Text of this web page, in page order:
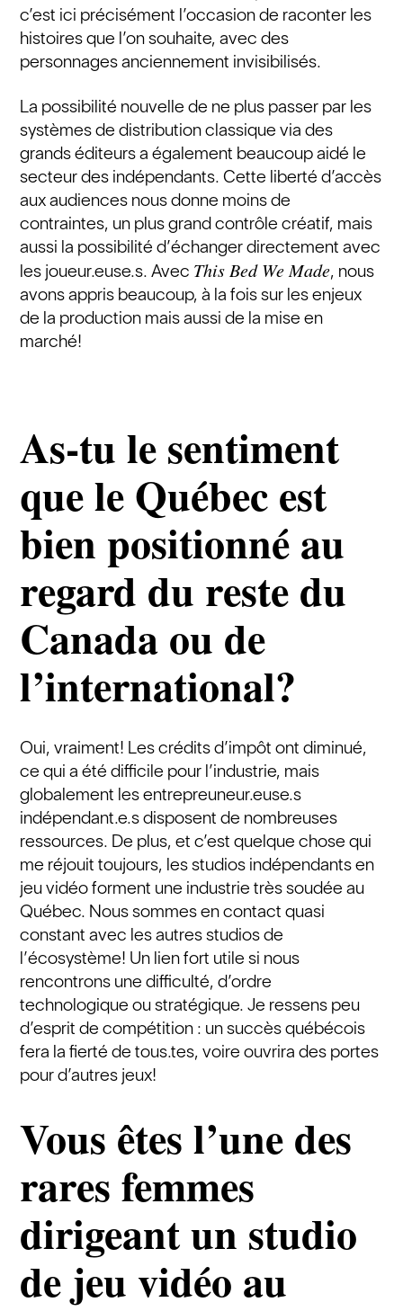
c’est ici précisément l’occasion de raconter les
histoires que l’on souhaite, avec des
personnages anciennement invisibilisés.
La possibilité nouvelle de ne plus passer par les
systèmes de distribution classique via des
grands éditeurs a également beaucoup aidé le
secteur des indépendants. Cette liberté d’accès
aux audiences nous donne moins de
contraintes, un plus grand contrôle créatif, mais
aussi la possibilité d’échanger directement avec
les joueur.euse.s. Avec This Bed We Made, nous
avons appris beaucoup, à la fois sur les enjeux
de la production mais aussi de la mise en
marché!
As-tu le sentiment
que le Québec est
bien positionné au
regard du reste du
Canada ou de
l’international?
Oui, vraiment! Les crédits d’impôt ont diminué,
ce qui a été difficile pour l’industrie, mais
globalement les entrepreuneur.euse.s
indépendant.e.s disposent de nombreuses
ressources. De plus, et c’est quelque chose qui
me réjouit toujours, les studios indépendants en
jeu vidéo forment une industrie très soudée au
Québec. Nous sommes en contact quasi
constant avec les autres studios de
l’écosystème! Un lien fort utile si nous
rencontrons une difficulté, d’ordre
technologique ou stratégique. Je ressens peu
d’esprit de compétition : un succès québécois
fera la fierté de tous.tes, voire ouvrira des portes
pour d’autres jeux!
Vous êtes l’une des
rares femmes
dirigeant un studio
de jeu vidéo au